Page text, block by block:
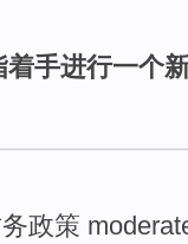
手进行一个
政策